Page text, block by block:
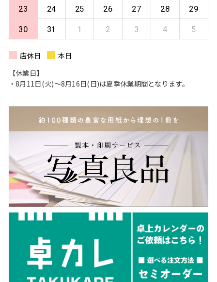
23 24 25 26 27 28 29
30 31 1 2 3 4 5
店休日
本日
【休業日】
・8月11日(火)〜8月16日(日)は夏季休業期間となります。